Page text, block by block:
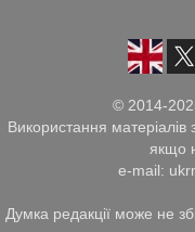
© 2014-
Використання
якщо
e-mail:
Думка редакції може не